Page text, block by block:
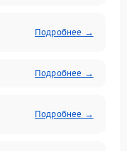
Подробнее →
Подробнее →
Подробнее →